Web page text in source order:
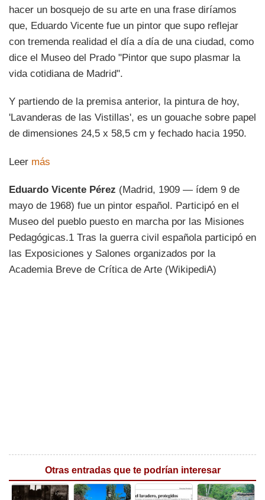
hacer un bosquejo de su arte en una frase diríamos
que, Eduardo Vicente fue un pintor que supo reflejar
con tremenda realidad el día a día de una ciudad, como
dice el Museo del Prado "Pintor que supo plasmar la
vida cotidiana de Madrid".
Y partiendo de la premisa anterior, la pintura de hoy,
'Lavanderas de las Vistillas', es un gouache sobre papel
de dimensiones 24,5 x 58,5 cm y fechado hacia 1950.
Leer más
Eduardo Vicente Pérez (Madrid, 1909 — ídem 9 de
mayo de 1968) fue un pintor español. Participó en el
Museo del pueblo puesto en marcha por las Misiones
Pedagógicas.1 Tras la guerra civil española participó en
las Exposiciones y Salones organizados por la
Academia Breve de Crítica de Arte (WikipediA)
Otras entradas que te podrían interesar